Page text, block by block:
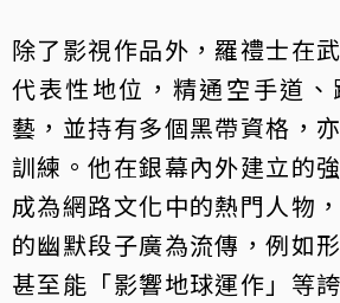
除了影視作品外，羅禮士在
代表性地位，精通空手道
藝，並持有多個黑帶資格，
訓練。他在銀幕內外建立的
成為網路文化中的熱門人物
的幽默段子廣為流傳，例如
甚至能「影響地球運作」等